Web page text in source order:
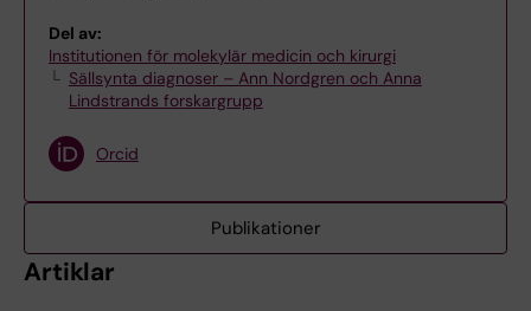
Del av:
Institutionen för molekylär medicin och kirurgi
Sällsynta diagnoser – Ann Nordgren och Anna
Lindstrands forskargrupp
Orcid
Publikationer
Artiklar